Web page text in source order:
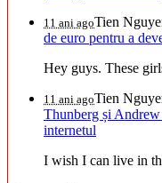
11 ani agoTien
de euro pentru a
Hey guys. These
11 ani agoTien
Thunberg și
internetul
I wish I can live in